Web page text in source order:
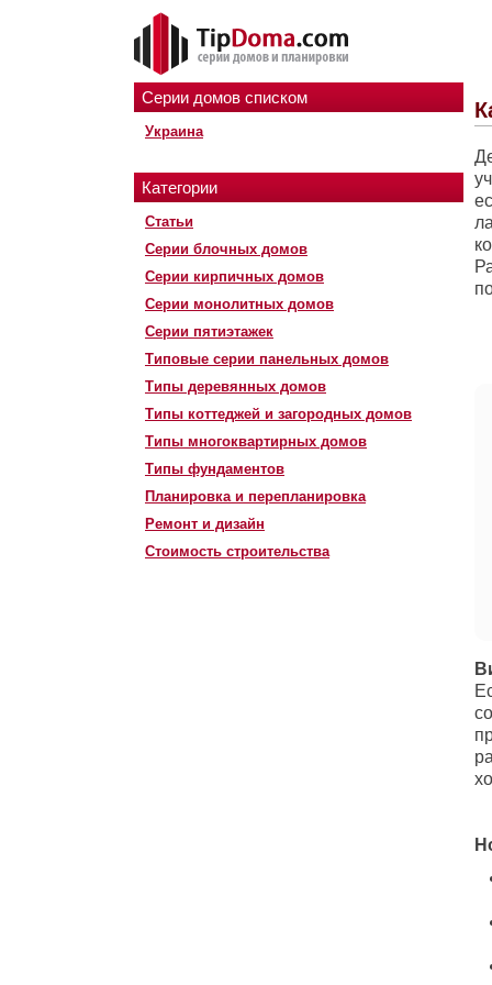
Серии домов списком
Украина
Категории
Статьи
Серии блочных домов
Серии кирпичных домов
Серии монолитных домов
Серии пятиэтажек
Типовые серии панельных домов
Типы деревянных домов
Типы коттеджей и загородных домов
Типы многоквартирных домов
Типы фундаментов
Планировка и перепланировка
Ремонт и дизайн
Стоимость строительства